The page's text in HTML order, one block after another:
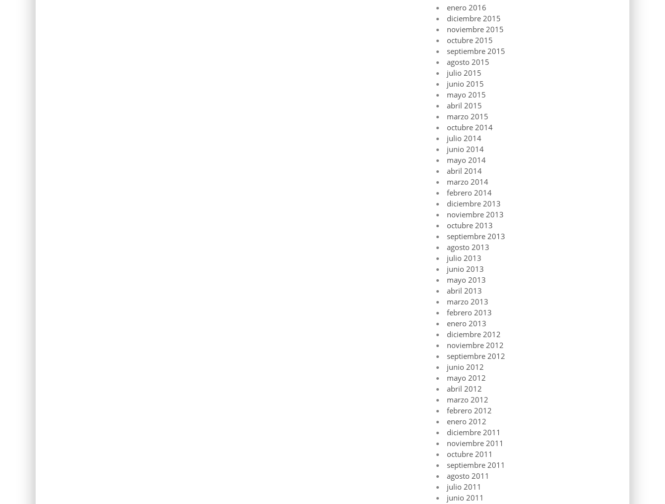
enero 2016
diciembre 2015
noviembre 2015
octubre 2015
septiembre 2015
agosto 2015
julio 2015
junio 2015
mayo 2015
abril 2015
marzo 2015
octubre 2014
julio 2014
junio 2014
mayo 2014
abril 2014
marzo 2014
febrero 2014
diciembre 2013
noviembre 2013
octubre 2013
septiembre 2013
agosto 2013
julio 2013
junio 2013
mayo 2013
abril 2013
marzo 2013
febrero 2013
enero 2013
diciembre 2012
noviembre 2012
septiembre 2012
junio 2012
mayo 2012
abril 2012
marzo 2012
febrero 2012
enero 2012
diciembre 2011
noviembre 2011
octubre 2011
septiembre 2011
agosto 2011
julio 2011
junio 2011